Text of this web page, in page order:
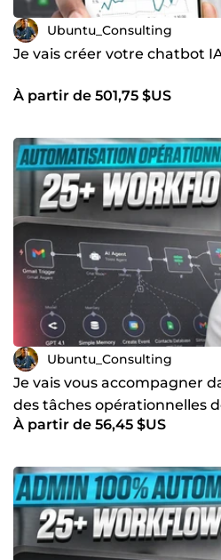
? Réservez un appel gratuit.
et vous proposons ce qui
business.
Ubuntu_Consulting
Je vais créer votre chatbot
À partir de 501,75 $US
Ubuntu_Consulting
Je vais vous accompagner
des tâches opérationnelles
l'IA
À partir de 56,45 $US